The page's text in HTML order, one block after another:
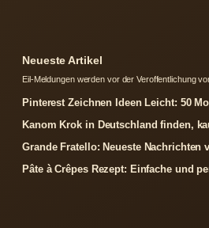
Neueste Artikel
Eil-Meldungen werden vor der Veroffentlichung
Pinterest Zeichnen Ideen Leicht: 50
Kanom Krok in Deutschland finden,
Grande Fratello: Neueste Nachrichten
Pâte à Crêpes Rezept: Einfache und